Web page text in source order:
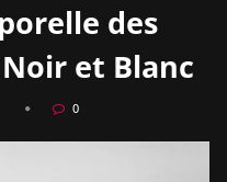
des
et Blanc
0